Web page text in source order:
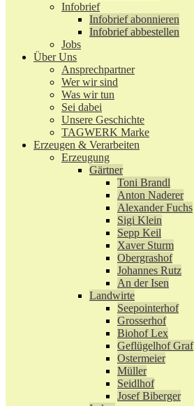
Infobrief
Infobrief abonnieren
Infobrief abbestellen
Jobs
Über Uns
Ansprechpartner
Wer wir sind
Was wir tun
Sei dabei
Unsere Geschichte
TAGWERK Marke
Erzeugen & Verarbeiten
Erzeugung
Gärtner
Toni Brandl
Anton Naderer
Alexander Fuchs
Sigi Klein
Sepp Keil
Xaver Sturm
Obergrashof
Johannes Rutz
An der Isen
Landwirte
Seepointerhof
Grosserhof
Biohof Lex
Geflügelhof Graf
Ostermeier
Müller
Seidlhof
Josef Biberger